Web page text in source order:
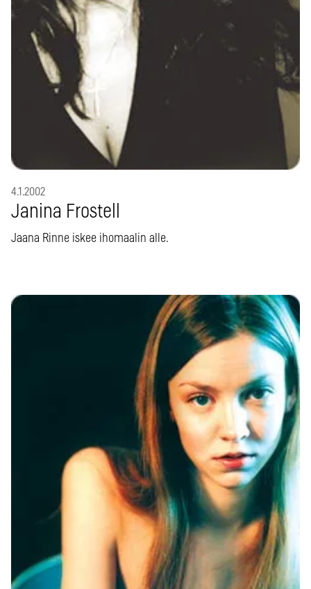
4.1.2002
Janina Frostell
Jaana Rinne iskee ihomaalin alle.